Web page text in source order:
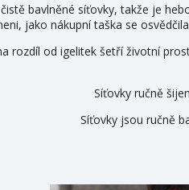
bavlněné síťovky, takže je
jako nákupní taška se
rozdíl od igelitek šetří životní
Síťovky ručně
Síťovky jsou ručně